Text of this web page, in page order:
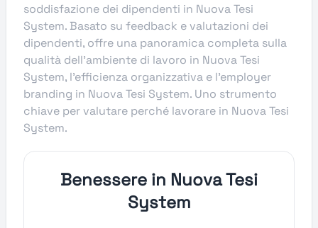
soddisfazione dei dipendenti in Nuova Tesi
System. Basato su feedback e valutazioni dei
dipendenti, offre una panoramica completa sulla
qualità dell’ambiente di lavoro in Nuova Tesi
System, l’efficienza organizzativa e l’employer
branding in Nuova Tesi System. Uno strumento
chiave per valutare perché lavorare in Nuova Tesi
System.
Benessere in Nuova Tesi
System